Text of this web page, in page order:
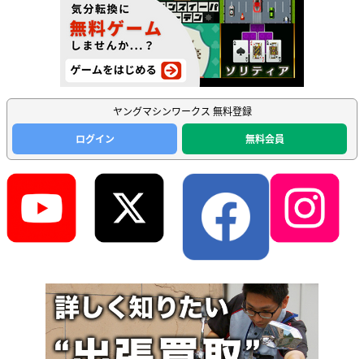
ヤングマシンワークス 無料登録
ログイン
無料会員